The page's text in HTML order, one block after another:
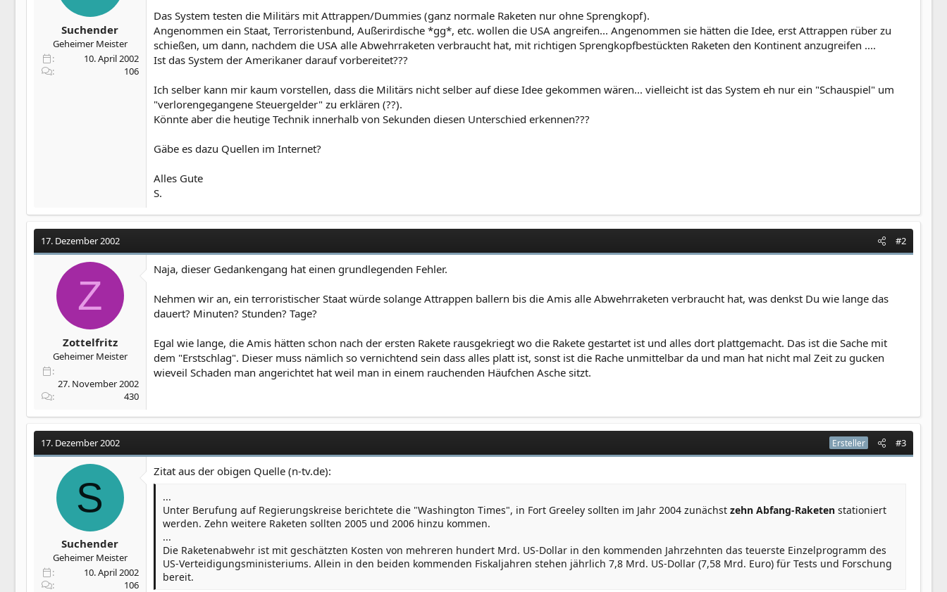
Suchender
Geheimer Meister
10. April 2002
106
Das System testen die Militärs mit Attrappen/Dummies (ganz normale Raketen nur ohne Sprengkopf).
Angenommen ein Staat, Terroristenbund, Außerirdische *gg*, etc. wollen die USA angreifen... Angenommen sie hätten die Idee, erst Attrappen rüber zu
schießen, um dann, nachdem die USA alle Abwehrraketen verbraucht hat, mit richtigen Sprengkopfbestückten Raketen den Kontinent anzugreifen ....
Ist das System der Amerikaner darauf vorbereitet???
Ich selber kann mir kaum vorstellen, dass die Militärs nicht selber auf diese Idee gekommen wären... vielleicht ist das System eh nur ein "Schauspiel" um
"verlorengegangene Steuergelder" zu erklären (??).
Könnte aber die heutige Technik innerhalb von Sekunden diesen Unterschied erkennen???
Gäbe es dazu Quellen im Internet?
Alles Gute
S.
17. Dezember 2002 #2
Z
Zottelfritz
Geheimer Meister
27. November 2002
430
Naja, dieser Gedankengang hat einen grundlegenden Fehler.
Nehmen wir an, ein terroristischer Staat würde solange Attrappen ballern bis die Amis alle Abwehrraketen verbraucht hat, was denkst Du wie lange das
dauert? Minuten? Stunden? Tage?
Egal wie lange, die Amis hätten schon nach der ersten Rakete rausgekriegt wo die Rakete gestartet ist und alles dort plattgemacht. Das ist die Sache mit
dem "Erstschlag". Dieser muss nämlich so vernichtend sein dass alles platt ist, sonst ist die Rache unmittelbar da und man hat nicht mal Zeit zu gucken
wieveil Schaden man angerichtet hat weil man in einem rauchenden Häufchen Asche sitzt.
17. Dezember 2002 Ersteller #3
S
Suchender
Geheimer Meister
10. April 2002
106
Zitat aus der obigen Quelle (n-tv.de):
...
Unter Berufung auf Regierungskreise berichtete die "Washington Times", in Fort Greeley sollten im Jahr 2004 zunächst zehn Abfang-Raketen stationiert
werden. Zehn weitere Raketen sollten 2005 und 2006 hinzu kommen.
...
Die Raketenabwehr ist mit geschätzten Kosten von mehreren hundert Mrd. US-Dollar in den kommenden Jahrzehnten das teuerste Einzelprogramm des
US-Verteidigungsministeriums. Allein in den beiden kommenden Fiskaljahren stehen jährlich 7,8 Mrd. US-Dollar (7,58 Mrd. Euro) für Tests und Forschung
bereit.